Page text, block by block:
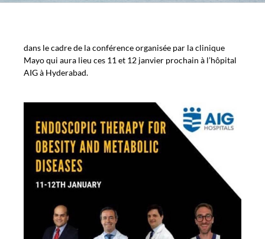
dans le cadre de la conférence organisée par la clinique
Mayo qui aura lieu ces 11 et 12 janvier prochain à l’hôpital
AIG à Hyderabad.